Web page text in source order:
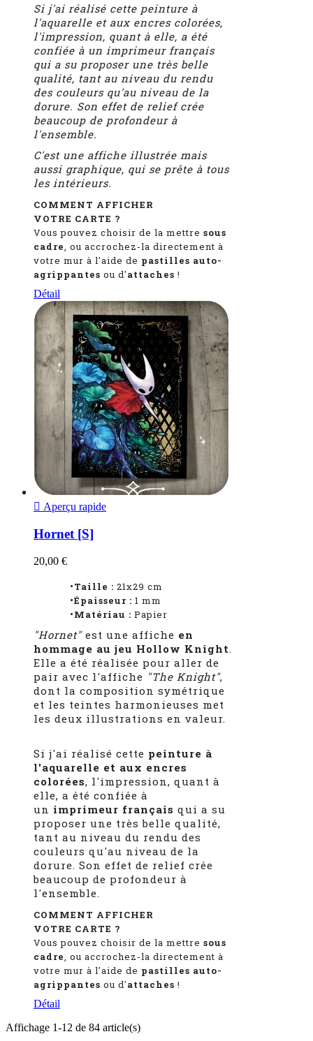
Si j'ai réalisé cette peinture à
l'aquarelle et aux encres colorées,
l'impression, quant à elle, a été
confiée à un imprimeur français
qui a su proposer une très belle
qualité, tant au niveau du rendu
des couleurs qu'au niveau de la
dorure. Son effet de relief crée
beaucoup de profondeur à
l'ensemble.
C'est une affiche illustrée mais
aussi graphique, qui se prête à tous
les intérieurs.
COMMENT AFFICHER
VOTRE CARTE ?
Vous pouvez choisir de la mettre sous
cadre , ou accrochez-la directement à
votre mur à l'aide de pastilles auto-
agrippantes ou d'attaches !
Détail
 Aperçu rapide
Hornet [S]
20,00 €
•Taille : 21x29 cm
•Épaisseur : 1 mm
•Matériau : Papier
"Hornet"est une affiche en
hommage au jeu Hollow Knight.
Elle a été réalisée pour aller de
pair avec l'affiche "The Knight",
dont la composition symétrique
et les teintes harmonieuses met
les deux illustrations en valeur.
Si j'ai réalisé cette peinture à
l'aquarelle et aux encres
colorées, l'impression, quant à
elle, a été confiée à
un imprimeur français qui a su
proposer une très belle qualité,
tant au niveau du rendu des
couleurs qu'au niveau de la
dorure. Son effet de relief crée
beaucoup de profondeur à
l'ensemble.
COMMENT AFFICHER
VOTRE CARTE ?
Vous pouvez choisir de la mettre sous
cadre, ou accrochez-la directement à
votre mur à l'aide de pastilles auto-
agrippantes ou d'attaches !
Détail
Affichage 1-12 de 84 article(s)